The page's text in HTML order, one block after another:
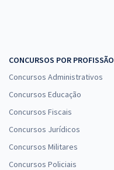
CONCURSOS POR PROFISSÃO
Concursos Administrativos
Concursos Educação
Concursos Fiscais
Concursos Jurídicos
Concursos Militares
Concursos Policiais